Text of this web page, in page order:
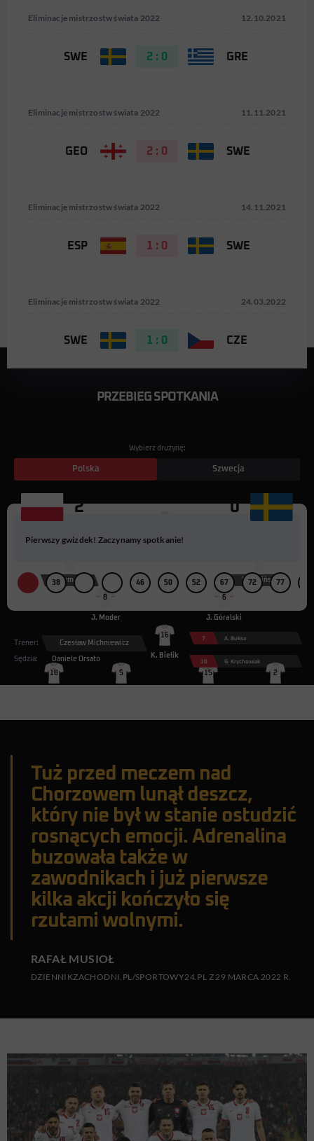
Eliminacje mistrzostw świata 2022 12.10.2021
SWE 2 : 0 GRE
Eliminacje mistrzostw świata 2022 11.11.2021
GEO 2 : 0 SWE
Eliminacje mistrzostw świata 2022 14.11.2021
ESP 1 : 0 SWE
Eliminacje mistrzostw świata 2022 24.03.2022
SWE 1 : 0 CZE
PRZEBIEG SPOTKANIA
Wybierz drużynę:
Polska Szwecja
2 0
18 5 15 2
16
K. Bielik
8
J. Moder
6
J. Góralski
S. Szymański P. Zieliński
R. Lewandowski
Pierwszy gwizdek! Zaczynamy spotkanie!
38 46 50 52 67 72 77
Trener: Czesław Michniewicz
Sędzia: Daniele Orsato
7 A. Buksa
10 G. Krychowiak
Tuż przed meczem nad
Chorzowem lunął deszcz,
który nie był w stanie ostudzić
rosnących emocji. Adrenalina
buzowała także w
zawodnikach i już pierwsze
kilka akcji kończyło się
rzutami wolnymi.
RAFAŁ MUSIOŁ
DZIENNIKZACHODNI.PL/SPORTOWY24.PL Z 29 MARCA 2022 R.